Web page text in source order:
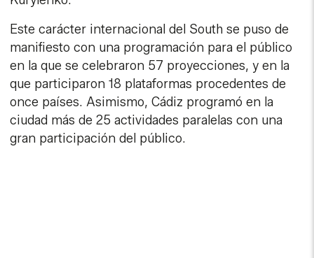
Este carácter internacional del South se puso de
manifiesto con una programación para el público
en la que se celebraron 57 proyecciones, y en la
que participaron 18 plataformas procedentes de
once países. Asimismo, Cádiz programó en la
ciudad más de 25 actividades paralelas con una
gran participación del público.